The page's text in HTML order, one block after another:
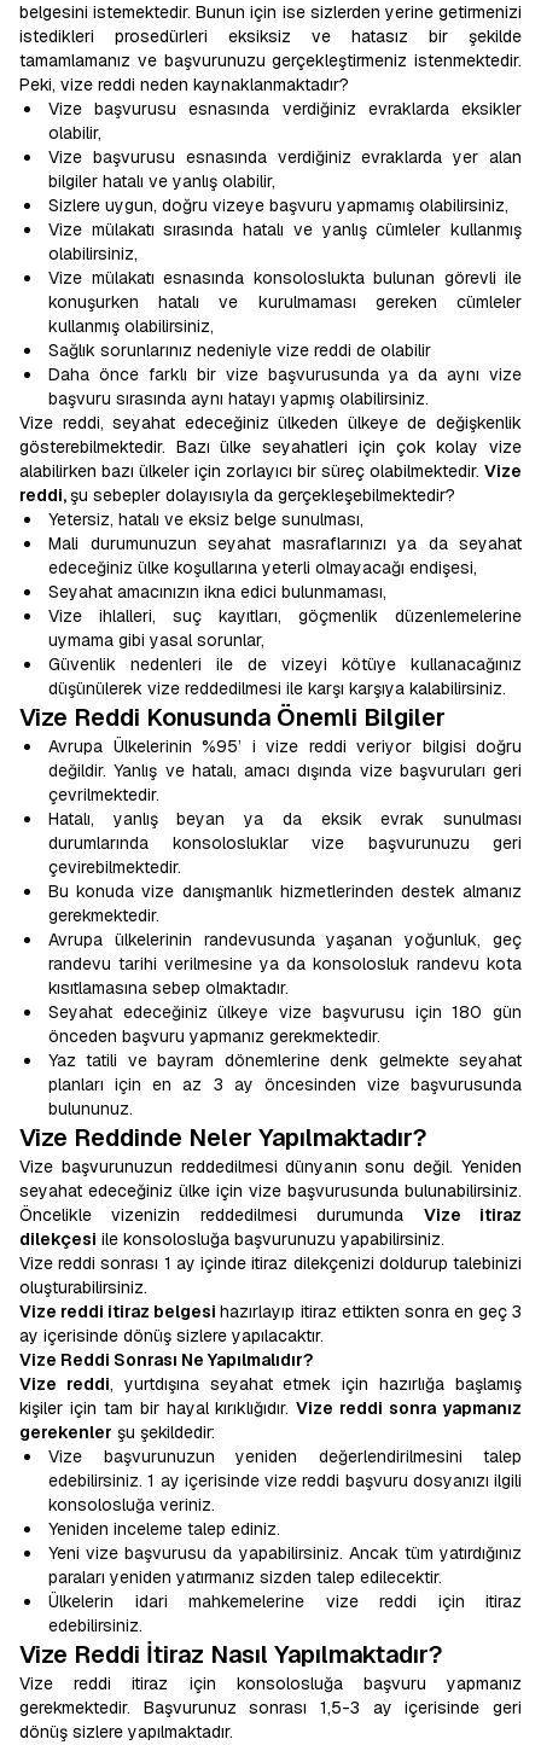
belgesini istemektedir. Bunun için ise sizlerden yerine getirmenizi
istedikleri prosedürleri eksiksiz ve hatasız bir şekilde
tamamlamanız ve başvurunuzu gerçekleştirmeniz istenmektedir.
Peki, vize reddi neden kaynaklanmaktadır?
Vize başvurusu esnasında verdiğiniz evraklarda eksikler
olabilir,
Vize başvurusu esnasında verdiğiniz evraklarda yer alan
bilgiler hatalı ve yanlış olabilir,
Sizlere uygun, doğru vizeye başvuru yapmamış olabilirsiniz,
Vize mülakatı sırasında hatalı ve yanlış cümleler kullanmış
olabilirsiniz,
Vize mülakatı esnasında konsoloslukta bulunan görevli ile
konuşurken hatalı ve kurulmaması gereken cümleler
kullanmış olabilirsiniz,
Sağlık sorunlarınız nedeniyle vize reddi de olabilir
Daha önce farklı bir vize başvurusunda ya da aynı vize
başvuru sırasında aynı hatayı yapmış olabilirsiniz.
Vize reddi, seyahat edeceğiniz ülkeden ülkeye de değişkenlik
gösterebilmektedir. Bazı ülke seyahatleri için çok kolay vize
alabilirken bazı ülkeler için zorlayıcı bir süreç olabilmektedir. Vize
reddi,şu sebepler dolayısıyla da gerçekleşebilmektedir?
Yetersiz, hatalı ve eksiz belge sunulması,
Mali durumunuzun seyahat masraflarınızı ya da seyahat
edeceğiniz ülke koşullarına yeterli olmayacağı endişesi,
Seyahat amacınızın ikna edici bulunmaması,
Vize ihlalleri, suç kayıtları, göçmenlik düzenlemelerine
uymama gibi yasal sorunlar,
Güvenlik nedenleri ile de vizeyi kötüye kullanacağınız
düşünülerek vize reddedilmesi ile karşı karşıya kalabilirsiniz.
Vize Reddi Konusunda Önemli Bilgiler
Avrupa Ülkelerinin %95’ i vize reddi veriyor bilgisi doğru
değildir. Yanlış ve hatalı, amacı dışında vize başvuruları geri
çevrilmektedir.
Hatalı, yanlış beyan ya da eksik evrak sunulması
durumlarında konsolosluklar vize başvurunuzu geri
çevirebilmektedir.
Bu konuda vize danışmanlık hizmetlerinden destek almanız
gerekmektedir.
Avrupa ülkelerinin randevusunda yaşanan yoğunluk, geç
randevu tarihi verilmesine ya da konsolosluk randevu kota
kısıtlamasına sebep olmaktadır.
Seyahat edeceğiniz ülkeye vize başvurusu için 180 gün
önceden başvuru yapmanız gerekmektedir.
Yaz tatili ve bayram dönemlerine denk gelmekte seyahat
planları için en az 3 ay öncesinden vize başvurusunda
bulununuz.
Vize Reddinde Neler Yapılmaktadır?
Vize başvurunuzun reddedilmesi dünyanın sonu değil. Yeniden
seyahat edeceğiniz ülke için vize başvurusunda bulunabilirsiniz.
Öncelikle vizenizin reddedilmesi durumunda Vize itiraz
dilekçesi ile konsolosluğa başvurunuzu yapabilirsiniz.
Vize reddi sonrası 1 ay içinde itiraz dilekçenizi doldurup talebinizi
oluşturabilirsiniz.
Vize reddi itiraz belgesihazırlayıp itiraz ettikten sonra en geç 3
ay içerisinde dönüş sizlere yapılacaktır.
Vize Reddi Sonrası Ne Yapılmalıdır?
Vize reddi, yurtdışına seyahat etmek için hazırlığa başlamış
kişiler için tam bir hayal kırıklığıdır.Vize reddi sonra yapmanız
gerekenler şu şekildedir:
Vize başvurunuzun yeniden değerlendirilmesini talep
edebilirsiniz. 1 ay içerisinde vize reddi başvuru dosyanızı ilgili
konsolosluğa veriniz.
Yeniden inceleme talep ediniz.
Yeni vize başvurusu da yapabilirsiniz. Ancak tüm yatırdığınız
paraları yeniden yatırmanız sizden talep edilecektir.
Ülkelerin idari mahkemelerine vize reddi için itiraz
edebilirsiniz.
Vize Reddi İtiraz Nasıl Yapılmaktadır?
Vize reddi itiraz için konsolosluğa başvuru yapmanız
gerekmektedir. Başvurunuz sonrası 1,5-3 ay içerisinde geri
dönüş sizlere yapılmaktadır.